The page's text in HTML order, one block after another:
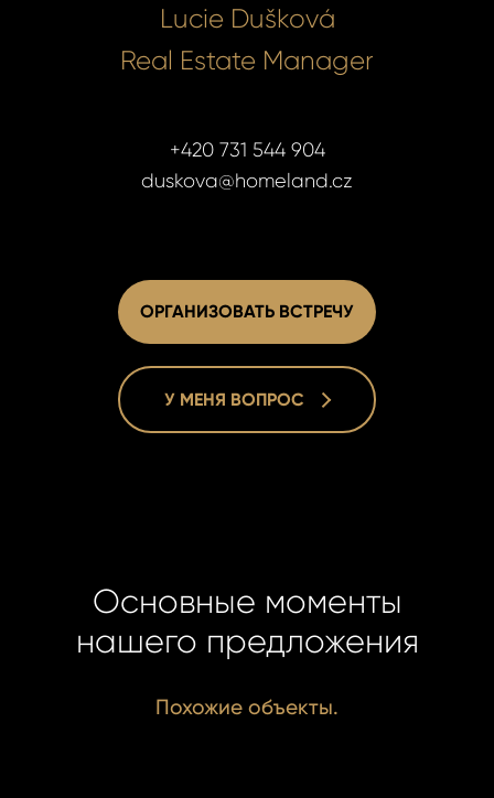
Lucie Dušková
Real Estate Manager
+420 731 544 904
duskova@homeland.cz
ОРГАНИЗОВАТЬ ВСТРЕЧУ
У МЕНЯ ВОПРОС
Основные моменты
нашего предложения
Похожие объекты.